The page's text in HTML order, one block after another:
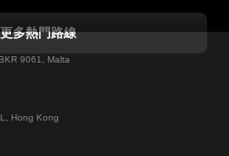
往戈尔韦的列車
拿坡里的列車
多熱門路線
9061, Malta
Hong Kong